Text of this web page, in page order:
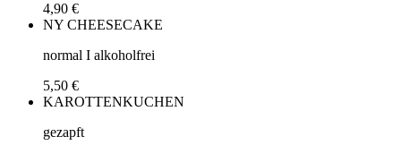
4,90 €
NY CHEESECAKE
normal I alkoholfrei
5,50 €
KAROTTENKUCHEN
gezapft